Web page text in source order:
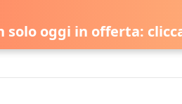
solo oggi in offerta: